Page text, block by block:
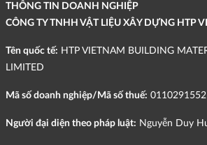
THÔNG TIN DOANH NGHIỆP
CÔNG TY TNHH VẬT LIỆU XÂY DỰNG HTP
Tên quốc tế: HTP VIETNAM BUILDING
LIMITED
Mã số doanh nghiệp/Mã số thuế: 0110291552
Người đại diện theo pháp luật: Nguyễn Duy